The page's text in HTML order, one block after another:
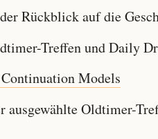
Rückblick auf die
Treffen und Daily
Models
Oldtimer-